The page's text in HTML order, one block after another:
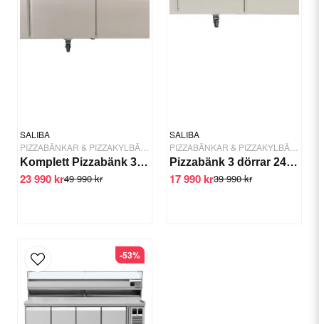
SALIBA
Komplett Pizzabänk 3 dörrar 241 cm
49 990 kr
23 990 kr
SALIBA
Pizzabänk 3 dörrar 241 cm
39 990 kr
17 990 kr
-53%
Material: Rostfritt stål (305) in- och utvändigt